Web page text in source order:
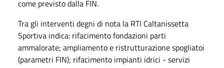
come previsto dalla FIN.
Tra gli interventi degni di nota la RTI Caltanissetta
Sportiva indica: rifacimento fondazioni parti
ammalorate; ampliamento e ristrutturazione spogliatoi
(parametri FIN); rifacimento impianti idrici - servizi